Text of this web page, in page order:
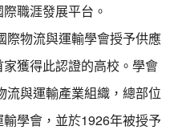
職涯發展平台。
際物流與運輸學會授予供應
獲得此認證的高校。學會
流與運輸產業組織，總部位
學會，並於1926年被授予